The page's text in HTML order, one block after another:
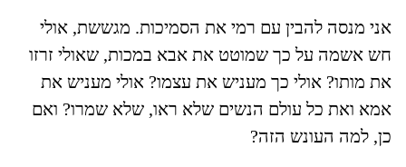
אני מנסה להבין עם רמי את הסמיכות. מגששת, אולי
חש אשמה על כך שמוטט את אבא במכות, שאולי זרזו
את מותו? אולי כך מעניש את עצמו? אולי מעניש את
אמא ואת כל עולם הנשים שלא ראו, שלא שמרו? ואם
כן, למה העונש הזה?